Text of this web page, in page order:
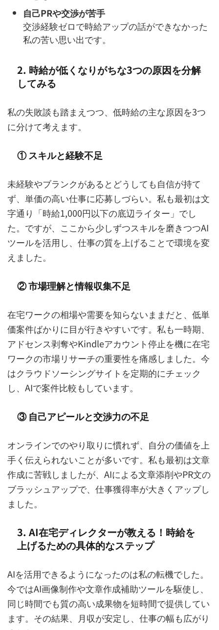
自己PRや交渉が苦手
交渉経験ゼロで時給アップの話ができなかった
私の苦い思い出です。
2. 時給が低くなりがちな3つの原因を分解
してみる
私の失敗談も踏まえつつ、低時給の主な原因を3つ
に分けて考えます。
① スキルと経験不足
未経験やブランクがあるとどうしても自信が持て
ず、単価の高い仕事に応募しづらい。私も最初は文
字通り「時給1,000円以下の底辺ライター」でし
た。ですが、ここから少しずつスキルを磨きつつAI
ツールを活用し、仕事の質を上げることで環境を変
えました。
② 市場理解と情報収集不足
在宅ワークの相場や需要を知らないままだと、低単
価案件ばかりに目が行きやすいです。私も一時期、
アドセンス剥奪やKindleアカウント停止を機に在宅
ワークの市場リサーチの重要性を痛感しました。今
はクラウドソーシングサイトを定期的にチェック
し、AIで案件比較もしています。
③ 自己アピールと交渉力の不足
オンラインでのやり取りに慣れず、自分の価値を上
手く伝えられないことが多いです。私も最初は文章
作成に苦戦しましたが、AIによる文章添削やPR文の
ブラッシュアップで、仕事獲得率が大きくアップし
ました。
3. AI在宅ディレクターが教える！時給を
上げるための具体的なステップ
AIを活用できるようになったのは私の転機でした。
今ではAI画像制作や文章作成補助ツールを駆使し、
同じ時間でも質の高い成果物を短時間で提供してい
ます。その結果、月収が安定し、仕事の幅も広がり